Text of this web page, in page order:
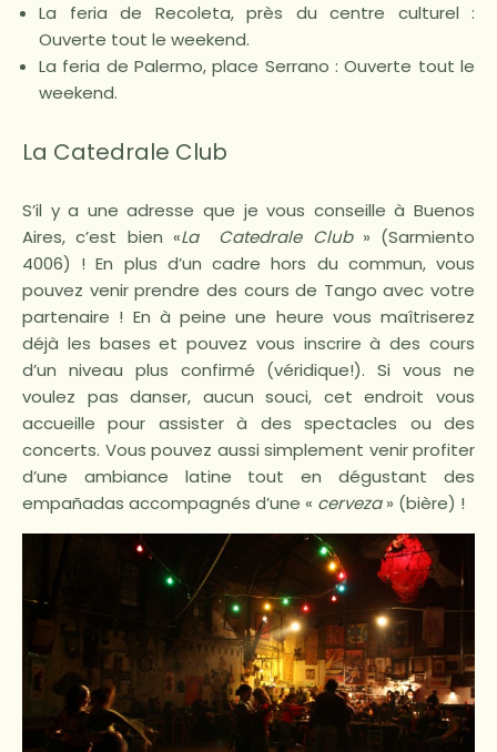
La feria de Recoleta, près du centre culturel :
Ouverte tout le weekend.
La feria de Palermo, place Serrano : Ouverte tout le
weekend.
La Catedrale Club
S’il y a une adresse que je vous conseille à Buenos
Aires, c’est bien «La Catedrale Club» (Sarmiento
4006) ! En plus d’un cadre hors du commun, vous
pouvez venir prendre des cours de Tango avec votre
partenaire ! En à peine une heure vous maîtriserez
déjà les bases et pouvez vous inscrire à des cours
d’un niveau plus confirmé (véridique!). Si vous ne
voulez pas danser, aucun souci, cet endroit vous
accueille pour assister à des spectacles ou des
concerts. Vous pouvez aussi simplement venir profiter
d’une ambiance latine tout en dégustant des
empañadas accompagnés d’une « cerveza» (bière) !